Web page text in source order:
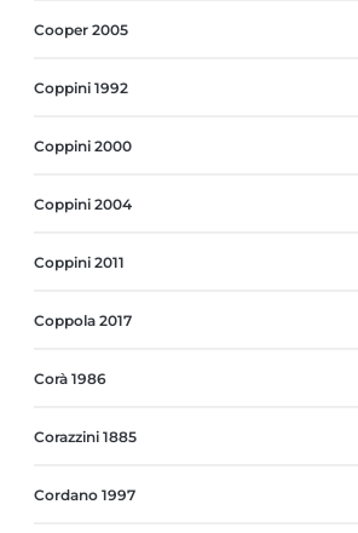
Cooper 2005
Coppini 1992
Coppini 2000
Coppini 2004
Coppini 2011
Coppola 2017
Corà 1986
Corazzini 1885
Cordano 1997